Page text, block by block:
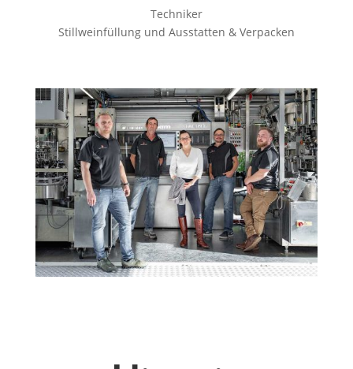
Techniker
Stillweinfüllung und Ausstatten & Verpacken